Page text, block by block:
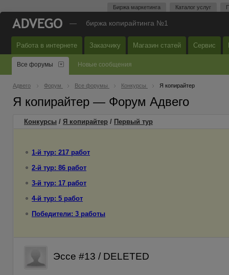
Биржа маркетинга Каталог услуг
— биржа копирайтинга №1
Работа в интернете Заказчику Магазин статей Сервис
Все форумы Новые сообщения
Адвего Форум Все форумы Конкурсы Я копирайтер
Я копирайтер — Форум Адвего
Конкурсы / Я копирайтер / Первый тур
1-й тур: 217 работ
2-й тур: 86 работ
3-й тур: 17 работ
4-й тур: 5 работ
Победители: 3 работы
Эссе #13 / DELETED